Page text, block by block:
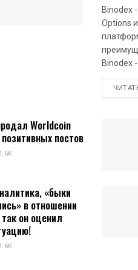
Binodex
Options
Binodex -
Worldcoin
постов
1.6K
«быки
в отношении
он оценил
1.6K